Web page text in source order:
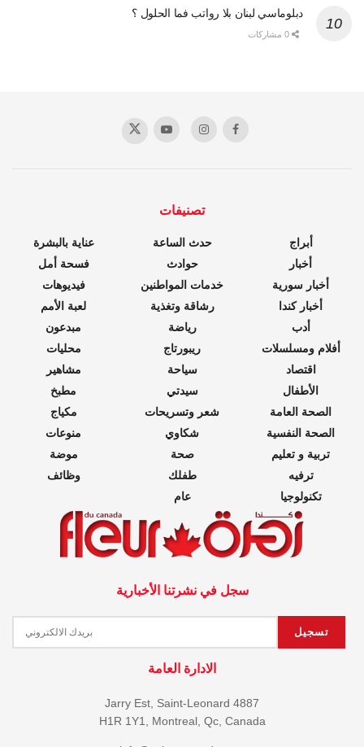
دبلوماسي لبنان بلا رواتب فما الحلول ؟
تصنيفات
أبراج
أخبار
أخبار سورية
أخبار كندا
أدب
أفلام ومسلسلات
اقتصاد
الأطفال
الصحة العامة
الصحة النفسية
تربية و تعليم
ترفيه
تكنولوجيا
حدث الساعة
حوادث
خدمات المواطنين
رشاقة وتغذية
رياضة
ريبورتاج
سياحة
سيدتي
شعر وتسريحات
شكاوي
صحة
طفلك
عام
عناية بالبشرة
فسحة أمل
فيديوهات
لعبة الأمم
مبدعون
محليات
مشاهير
مطبخ
مكياج
منوعات
موضة
وظائف
سجل في نشرتنا الأخبارية
الادارة العامة
4887 Jarry Est, Saint-Leonard
H1R 1Y1, Montreal, Qc, Canada